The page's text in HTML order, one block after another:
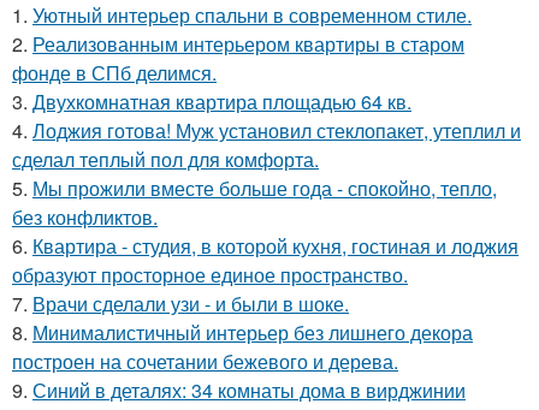
1. Уютный интерьер спальни в современном стиле.
2. Реализованным интерьером квартиры в старом
фонде в СПб делимся.
3. Двухкомнатная квартира площадью 64 кв.
4. Лоджия готова! Муж установил стеклопакет, утеплил и
сделал теплый пол для комфорта.
5. Мы прожили вместе больше года - спокойно, тепло,
без конфликтов.
6. Квартира - студия, в которой кухня, гостиная и лоджия
образуют просторное единое пространство.
7. Врачи сделали узи - и были в шоке.
8. Минималистичный интерьер без лишнего декора
построен на сочетании бежевого и дерева.
9. Синий в деталях: 34 комнаты дома в вирджинии